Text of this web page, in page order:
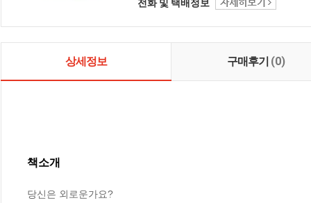
전화 및 택배정보
상세정보 구매후기 (0)
책소개
당신은 외로운가요?